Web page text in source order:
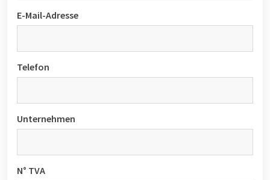
E-Mail-Adresse
Telefon
Unternehmen
N° TVA